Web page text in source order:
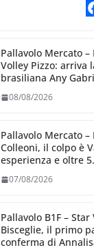
Pallavolo Mercato –
Volley Pizzo: arriva
brasiliana Any
08/08/2026
Pallavolo Mercato –
Colleoni, il colpo è
esperienza e oltre
07/08/2026
Pallavolo B1F – Star
Bisceglie, il primo
conferma di